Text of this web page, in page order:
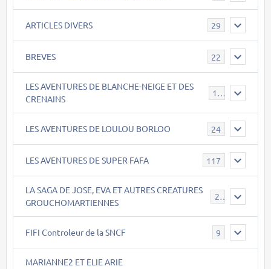
ARTICLES DIVERS 29
BREVES 22
LES AVENTURES DE BLANCHE-NEIGE ET DES
CRENAINS
17
LES AVENTURES DE LOULOU BORLOO 24
LES AVENTURES DE SUPER FAFA 117
LA SAGA DE JOSE, EVA ET AUTRES CREATURES
GROUCHOMARTIENNES
26
FIFI Controleur de la SNCF 9
MARIANNE2 ET ELIE ARIE